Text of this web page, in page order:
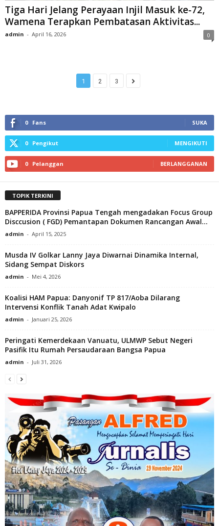
Tiga Hari Jelang Perayaan Injil Masuk ke-72,
Wamena Terapkan Pembatasan Aktivitas...
admin - April 16, 2026 0
1 2 3
0 Fans SUKA
0 Pengikut MENGIKUTI
0 Pelanggan BERLANGGANAN
TOPIK TERKINI
BAPPERIDA Provinsi Papua Tengah mengadakan Focus Group
Disccusion ( FGD) Pemantapan Dokumen Rancangan Awal...
admin - April 15, 2025
Musda IV Golkar Lanny Jaya Diwarnai Dinamika Internal,
Sidang Sempat Diskors
admin - Mei 4, 2026
Koalisi HAM Papua: Danyonif TP 817/Aoba Dilarang
Intervensi Konflik Tanah Adat Kwipalo
admin - Januari 25, 2026
Peringati Kemerdekaan Vanuatu, ULMWP Sebut Negeri
Pasifik Itu Rumah Persaudaraan Bangsa Papua
admin - Juli 31, 2026